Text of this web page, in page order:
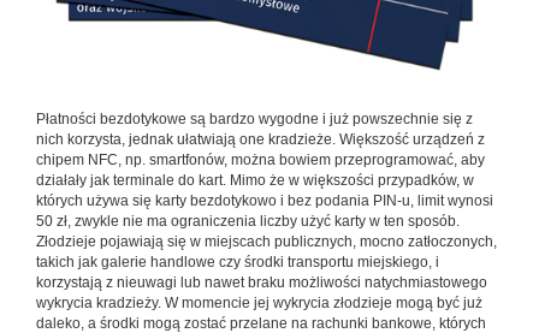
Płatności bezdotykowe są bardzo wygodne i już powszechnie się z
nich korzysta, jednak ułatwiają one kradzieże. Większość urządzeń z
chipem NFC, np. smartfonów, można bowiem przeprogramować, aby
działały jak terminale do kart. Mimo że w większości przypadków, w
których używa się karty bezdotykowo i bez podania PIN-u, limit wynosi
50 zł, zwykle nie ma ograniczenia liczby użyć karty w ten sposób.
Złodzieje pojawiają się w miejscach publicznych, mocno zatłoczonych,
takich jak galerie handlowe czy środki transportu miejskiego, i
korzystają z nieuwagi lub nawet braku możliwości natychmiastowego
wykrycia kradzieży. W momencie jej wykrycia złodzieje mogą być już
daleko, a środki mogą zostać przelane na rachunki bankowe, których